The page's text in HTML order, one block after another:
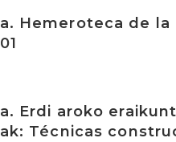
Hemeroteca de la
Erdi aroko
Técnicas